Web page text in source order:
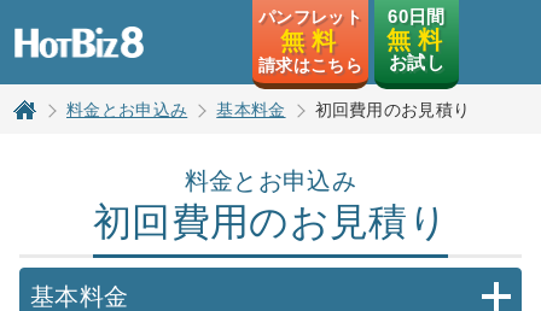
パンフレット
無 料
請求はこちら
60日間
無 料
お試し
トップページ
料金とお申込み 基本料金 初回費用のお見積り
料金とお申込み
初回費用のお見積り
基本料金